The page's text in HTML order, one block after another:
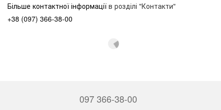
Більше контактної інформації в розділі "Контакти"
+38 (097) 366-38-00
097 366-38-00